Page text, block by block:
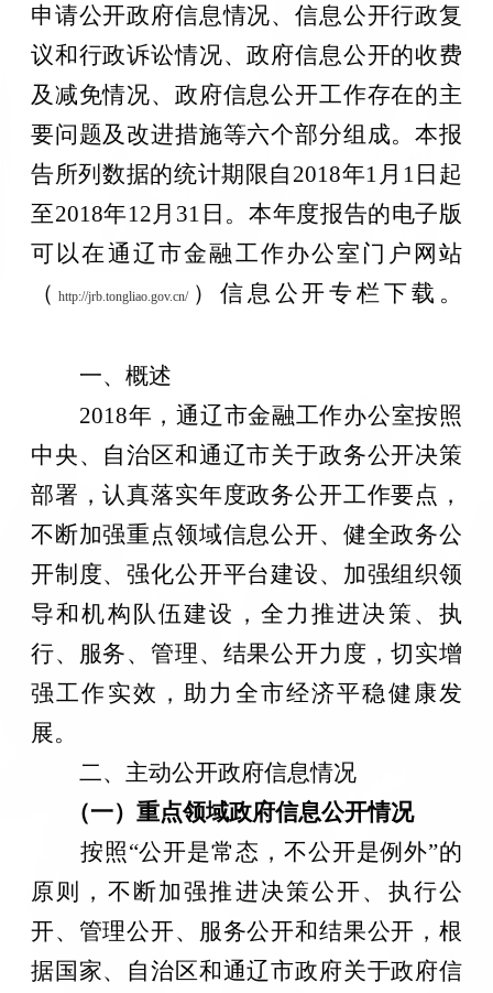
申请公开政府信息情况、信息公开行政复
议和行政诉讼情况、政府信息公开的收费
及减免情况、政府信息公开工作存在的主
要问题及改进措施等六个部分组成。本报
告所列数据的统计期限自 2018年1月1日起
至2018年12月31日。本年度报告的电子版
可以在通辽市金融工作办公室门户网站
（ http://jrb.tongliao.gov.cn/）信息公开专栏下载。
一、概述
2018年，通辽市金融工作办公室按照
中央、自治区和通辽市关于政务公开决策
部署，认真落实年度政务公开工作要点，
不断加强重点领域信息公开、健全政务公
开制度、强化公开平台建设、加强组织领
导和机构队伍建设，全力推进决策、执
行、服务、管理、结果公开力度，切实增
强工作实效，助力全市经济平稳健康发
展。
二、主动公开政府信息情况
（一）重点领域政府信息公开情况
按照“公开是常态，不公开是例外”的
原则，不断加强推进决策公开、执行公
开、管理公开、服务公开和结果公开，根
据国家、自治区和通辽市政府关于政府信